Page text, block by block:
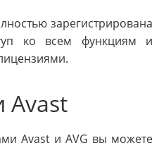
зарегистрирована
ко всем функциям и
Avast
Avast и AVG вы можете